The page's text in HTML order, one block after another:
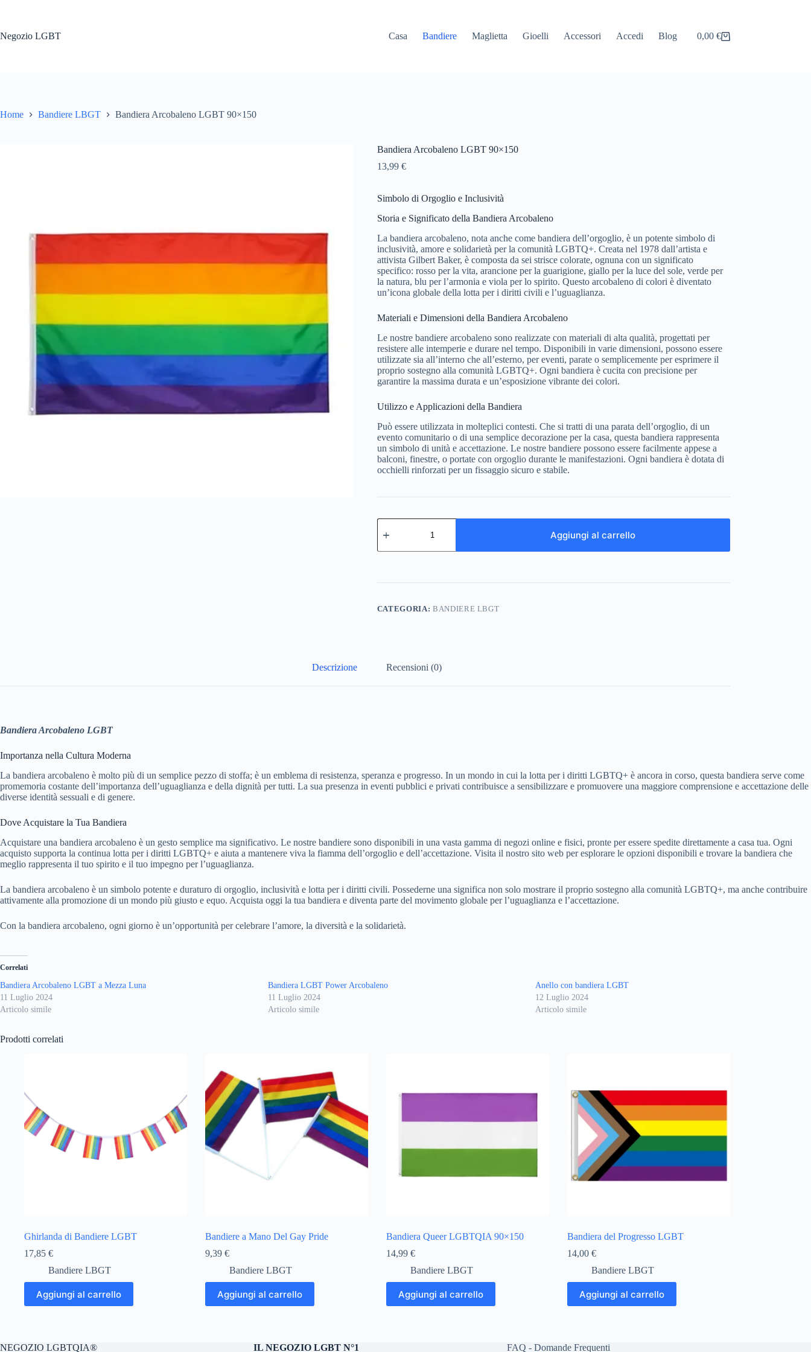
Negozio LGBT
Casa Bandiere Maglietta Gioelli Accessori Accedi Blog Carrello
0,00 €
Home Bandiere LBGT Bandiera Arcobaleno LGBT 90×150
Bandiera Arcobaleno LGBT 90×150
13,99 €
Simbolo di Orgoglio e Inclusività
Storia e Significato della Bandiera Arcobaleno
La bandiera arcobaleno, nota anche come bandiera dell’orgoglio, è un potente simbolo di
inclusività, amore e solidarietà per la comunità LGBTQ+. Creata nel 1978 dall’artista e
attivista Gilbert Baker, è composta da sei strisce colorate, ognuna con un significato
specifico: rosso per la vita, arancione per la guarigione, giallo per la luce del sole, verde per
la natura, blu per l’armonia e viola per lo spirito. Questo arcobaleno di colori è diventato
un’icona globale della lotta per i diritti civili e l’uguaglianza.
Materiali e Dimensioni della Bandiera Arcobaleno
Le nostre bandiere arcobaleno sono realizzate con materiali di alta qualità, progettati per
resistere alle intemperie e durare nel tempo. Disponibili in varie dimensioni, possono essere
utilizzate sia all’interno che all’esterno, per eventi, parate o semplicemente per esprimere il
proprio sostegno alla comunità LGBTQ+. Ogni bandiera è cucita con precisione per
garantire la massima durata e un’esposizione vibrante dei colori.
Utilizzo e Applicazioni della Bandiera
Può essere utilizzata in molteplici contesti. Che si tratti di una parata dell’orgoglio, di un
evento comunitario o di una semplice decorazione per la casa, questa bandiera rappresenta
un simbolo di unità e accettazione. Le nostre bandiere possono essere facilmente appese a
balconi, finestre, o portate con orgoglio durante le manifestazioni. Ogni bandiera è dotata di
occhielli rinforzati per un fissaggio sicuro e stabile.
Bandiera
Arcobaleno
90×150
Aggiungi al carrello
CATEGORIA: BANDIERE LBGT
Descrizione Recensioni (0)
Bandiera Arcobaleno LGBT
Importanza nella Cultura Moderna
La bandiera arcobaleno è molto più di un semplice pezzo di stoffa; è un emblema di resistenza, speranza e progresso. In un mondo in cui la lotta per i diritti LGBTQ+ è ancora in corso, questa bandiera serve come
promemoria costante dell’importanza dell’uguaglianza e della dignità per tutti. La sua presenza in eventi pubblici e privati contribuisce a sensibilizzare e promuovere una maggiore comprensione e accettazione delle
diverse identità sessuali e di genere.
Dove Acquistare la Tua Bandiera
Acquistare una bandiera arcobaleno è un gesto semplice ma significativo. Le nostre bandiere sono disponibili in una vasta gamma di negozi online e fisici, pronte per essere spedite direttamente a casa tua. Ogni
acquisto supporta la continua lotta per i diritti LGBTQ+ e aiuta a mantenere viva la fiamma dell’orgoglio e dell’accettazione. Visita il nostro sito web per esplorare le opzioni disponibili e trovare la bandiera che
meglio rappresenta il tuo spirito e il tuo impegno per l’uguaglianza.
La bandiera arcobaleno è un simbolo potente e duraturo di orgoglio, inclusività e lotta per i diritti civili. Possederne una significa non solo mostrare il proprio sostegno alla comunità LGBTQ+, ma anche contribuire
attivamente alla promozione di un mondo più giusto e equo. Acquista oggi la tua bandiera e diventa parte del movimento globale per l’uguaglianza e l’accettazione.
Con la bandiera arcobaleno, ogni giorno è un’opportunità per celebrare l’amore, la diversità e la solidarietà.
Correlati
Bandiera Arcobaleno LGBT a Mezza Luna
11 Luglio 2024
Articolo simile
Bandiera LGBT Power Arcobaleno
11 Luglio 2024
Articolo simile
Anello con bandiera LGBT
12 Luglio 2024
Articolo simile
Prodotti correlati
Ghirlanda di Bandiere LGBT
17,85 €
Bandiere LBGT
Aggiungi al carrello
Bandiere a Mano Del Gay Pride
9,39 €
Bandiere LBGT
Aggiungi al carrello
Bandiera Queer LGBTQIA 90×150
14,99 €
Bandiere LBGT
Aggiungi al carrello
Bandiera del Progresso LGBT
14,00 €
Bandiere LBGT
Aggiungi al carrello
NEGOZIO LGBTQIA® IL NEGOZIO LGBT N°1 FAQ - Domande Frequenti